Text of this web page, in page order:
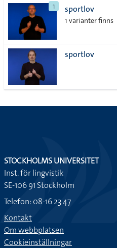
1 sportlov
1 varianter finns
sportlov
STOCKHOLMS UNIVERSITET
Inst. för lingvistik
SE-106 91 Stockholm
Telefon: 08-16 23 47
Kontakt
Om webbplatsen
Cookieinställningar